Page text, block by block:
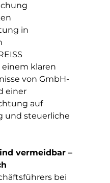
in
einem klaren
von GmbH-
einer
auf
und steuerliche
vermeidbar –
bei